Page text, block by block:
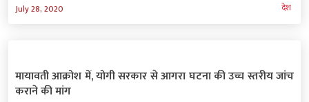
July 28, 2020 देश
मायावती आक्रोश में, योगी सरकार से आगरा घटना की उच्च स्तरीय जांच
कराने की मांग